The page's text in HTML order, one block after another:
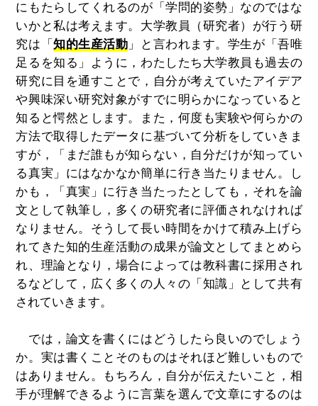
にもたらしてくれるのが「学問的姿勢」なのではな
いかと私は考えます。大学教員（研究者）が行う研
究は「知的生産活動 」と言われます。学生が「吾唯
足るを知る」ように，わたしたち大学教員も過去の
研究に目を通すことで，自分が考えていたアイデア
や興味深い研究対象がすでに明らかになっていると
知ると愕然とします。また，何度も実験や何らかの
方法で取得したデータに基づいて分析をしていきま
すが，「まだ誰もが知らない，自分だけが知ってい
る真実」にはなかなか簡単に行き当たりません。し
かも，「真実」に行き当たったとしても，それを論
文として執筆し，多くの研究者に評価されなければ
なりません。そうして長い時間をかけて積み上げら
れてきた知的生産活動の成果が論文としてまとめら
れ、理論となり，場合によっては教科書に採用され
るなどして，広く多くの人々の「知識」として共有
されていきます。
では，論文を書くにはどうしたら良いのでしょう
か。実は書くことそのものはそれほど難しいもので
はありません。もちろん，自分が伝えたいこと，相
手が理解できるように言葉を選んで文章にするのは